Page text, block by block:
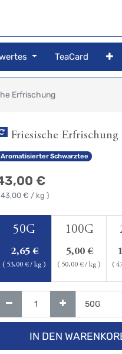
TeaCard
Erfrischung
Friesische Erfrischung
Aromatisierter Schwarztee
€
43,00 € / kg )
50G
2,65€
( 53,00 € / kg )
100G
5,00€
( 50,00 € / kg ) (
IN DEN